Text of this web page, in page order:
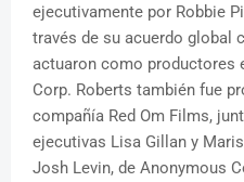
ejecutivamente por Robbie
través de su acuerdo global
actuaron como productores
Corp. Roberts también fue
compañía Red Om Films,
ejecutivas Lisa Gillan y
Josh Levin, de Anonymous